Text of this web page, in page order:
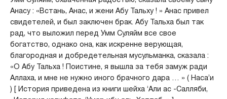
Анасу : «Встань, Анас, и жени Абу Тальху ! » Анас привел
свидетелей, и был заключен брак. Абу Тальха был так
рад, что выложил перед Умм Суляйм все свое
богатство, однако она, как искренне верующая,
благородная и добредетельная мусульманка, сказала :
«О Абу Тальха ! Поистине, я вышла за тебя замуж ради
Аллаха, и мне не нужно иного брачного дара … » ( Наса’и
) [ История приведена из книги шейха ‘Али ас -Салляби,